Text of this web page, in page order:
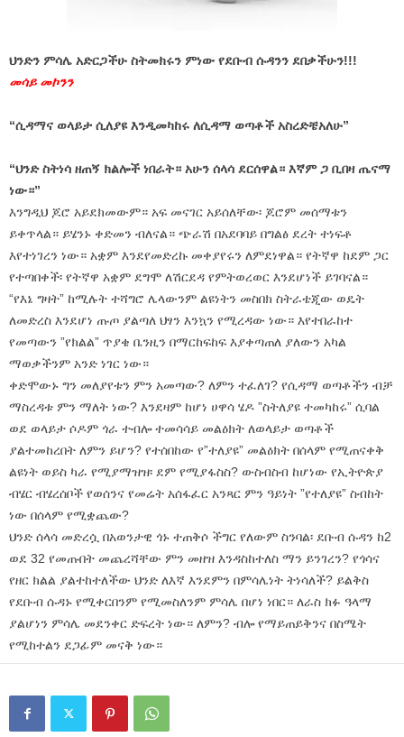
ህንድን ምሳሌ አድርጋችሁ ስትመክሩን ምነው የደቡብ ሱዳንን ደበቃችሁን!!!
መሳይ መኮንን
“ሲዳማና ወላይታ ሲለያዩ እንዲመካከሩ ለሲዳማ ወጣቶች አስረድቼአለሁ”
“ህንድ ስትነሳ ዘጠኝ ክልሎች ነበራት። አሁን ሰላሳ ደርሰዋል። እኛም ጋ ቢበዛ ጤናማ
ነው።”
እንግዲህ ጆሮ አይደክመውም። አፍ መናገር አይሰለቸው፡ ጆሮም መሰማቱን
ይቀጥላል። ይሄንኑ ቀድመን ብለናል። ጭራሽ በአደባባይ በግልፅ ደረት ተነፍቶ
እየተነገረን ነው። አቋም እንደየመድረኩ መቀያየሩን ለምደነዋል። የትኛዋ ከደም ጋር
የተጣበቀች፡ የትኛዋ አቋም ደግሞ ለሽርደዳ የምትወረወር እንደሆነች ይገባናል።
“የእኔ ግዛት” ከሚሉት ተሻግሮ ሌላውንም ልዩነትን መስበክ ስትራቴጂው ወዴት
ለመድረስ እንደሆነ ጡጦ ያልጣለ ህፃን እንኳን የሚረዳው ነው። እየተበራከተ
የመጣውን ”የክልል” ጥያቄ ቤንዚን በማርከፍከፍ እያቀጣጠለ ያለውን አካል
ማወቃችንም አንድ ነገር ነው።
ቀድሞውኑ ግን መለያየቱን ምን አመጣው? ለምን ተፈለገ? የሲዳማ ወጣቶችን ብቻ
ማስረዳቱ ምን ማለት ነው? እንደዛም ከሆነ ሀዋሳ ሄዶ ”ስትለያዩ ተመካከሩ” ሲባል
ወደ ወላይታ ሶዶም ጎራ ተብሎ ተመሳሳይ መልዕክት ለወላይታ ወጣቶች
ያልተመከረበት ለምን ይሆን? የተሰበከው የ”ተለያዩ” መልዕክት በሰላም የሚጠናቀቅ
ልዩነት ወይስ ካራ የሚያማዝዝ፡ ደም የሚያፋስስ? ውስብስብ ከሆነው የኢትዮጵያ
ብሄር ብሄረሰቦች የወሰንና የመሬት አሰፋፈር አንጻር ምን ዓይነት ”የተለያዩ” ስብከት
ነው በሰላም የሚቋጨው?
ህንድ ሰላሳ መድረሷ በአወንታዊ ጎኑ ተጠቅሶ ችግር የለውም ስንባል፡ ደቡብ ሱዳን ከ2
ወደ 32 የመጡበት መጨረሻቸው ምን መዘዝ እንዳስከተለስ ማን ይንገረን? የጎሳና
የዘር ክልል ያልተከተለችው ህንድ ለእኛ እንደምን በምሳሌነት ትነሳለች? ይልቅስ
የደቡብ ሱዳኑ የሚቀርበንም የሚመስለንም ምሳሌ በሆነ ነበር። ለራስ ክፉ ዓላማ
ያልሆነን ምሳሌ መደንቀር ድፍረት ነው። ለምን? ብሎ የማይጠይቅንና በስሜት
የሚከተልን ደጋፊም መናቅ ነው።